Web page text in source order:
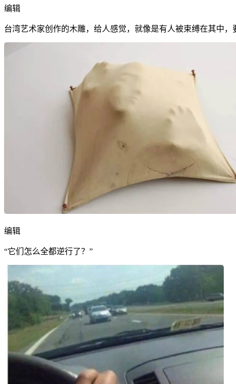
编辑
台湾艺术家创作的木雕，给人感觉，就像是有人被束缚在其中
编辑
“它们怎么全都逆行了？”